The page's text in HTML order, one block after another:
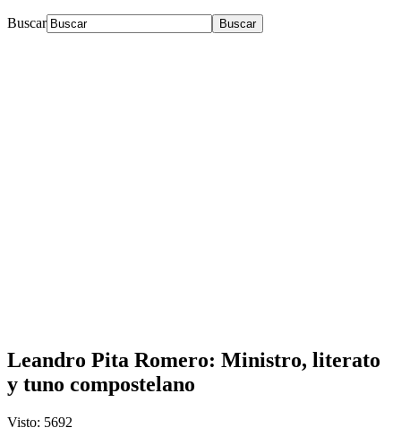
Buscar
Leandro Pita Romero: Ministro, literato
y tuno compostelano
Visto: 5692